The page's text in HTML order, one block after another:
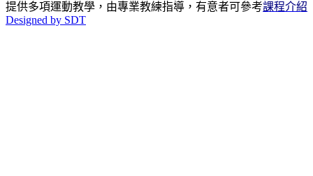
提供多項運動教學，由專業教練指導，有意者可參考課程介紹
Designed by SDT